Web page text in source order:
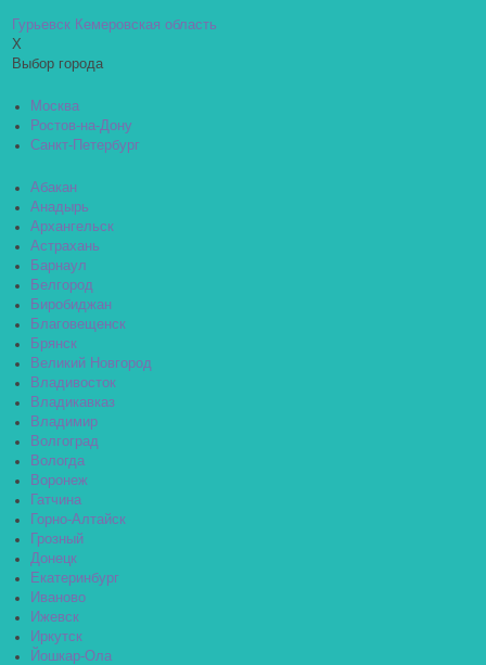
Гурьевск Кемеровская область
X
Выбор города
Москва
Ростов-на-Дону
Санкт-Петербург
Абакан
Анадырь
Архангельск
Астрахань
Барнаул
Белгород
Биробиджан
Благовещенск
Брянск
Великий Новгород
Владивосток
Владикавказ
Владимир
Волгоград
Вологда
Воронеж
Гатчина
Горно-Алтайск
Грозный
Донецк
Екатеринбург
Иваново
Ижевск
Иркутск
Йошкар-Ола